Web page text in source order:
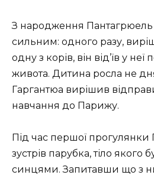
З народження
сильним: одного разу,
одну з корів, він від’їв у
живота. Дитина росла не
Гаргантюа вирішив
навчання до Парижу.
Під час першої прогулянки
зустрів парубка, тіло якого
синцями. Запитавши що з